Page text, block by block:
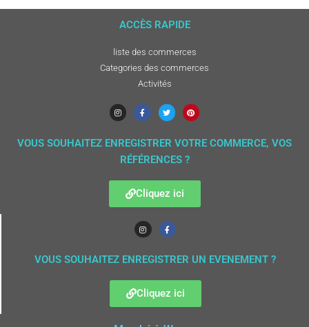
ACCÈS RAPIDE
liste des commerces
Categories des commerces
Activités
VOUS SOUHAITEZ ENREGISTRER VOTRE COMMERCE, VOS
RÉFÉRENCES ?
Cliquez ici
VOUS SOUHAITEZ ENREGISTRER UN EVENEMENT ?
Cliquez ici